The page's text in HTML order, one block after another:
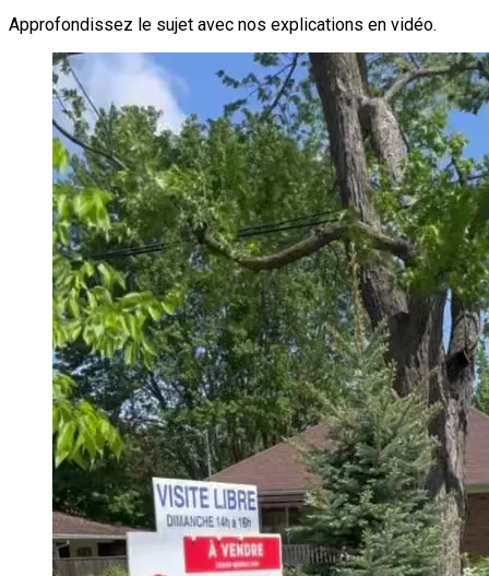
Approfondissez le sujet avec nos explications en vidéo.